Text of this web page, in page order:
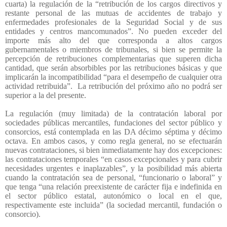
cuarta) la regulación de la “retribución de los cargos directivos y
restante personal de las mutuas de accidentes de trabajo y
enfermedades profesionales de la Seguridad Social y de sus
entidades y centros mancomunados”. No pueden exceder del
importe más alto del que corresponda a altos cargos
gubernamentales o miembros de tribunales, si bien se permite la
percepción de retribuciones complementarias que superen dicha
cantidad, que serán absorbibles por las retribuciones básicas y que
implicarán la incompatibilidad “para el desempeño de cualquier otra
actividad retribuida”.
La retribución del próximo año no podrá ser
superior a la del presente.
La regulación (muy limitada) de la contratación laboral por
sociedades públicas mercantiles, fundaciones del sector público y
consorcios, está contemplada en las DA décimo séptima y décimo
octava. En ambos casos, y como regla general, no se efectuarán
nuevas contrataciones, si bien inmediatamente hay dos excepciones:
las contrataciones temporales “en casos excepcionales y para cubrir
necesidades urgentes e inaplazables”, y la posibilidad más abierta
cuando la contratación sea de personal, “funcionario o laboral” y
que tenga “una relación preexistente de carácter fija e indefinida en
el sector público estatal, autonómico o local en el que,
respectivamente este incluida” (la sociedad mercantil, fundación o
consorcio).